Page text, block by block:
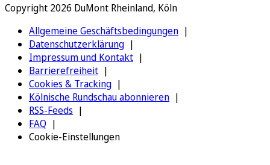
Copyright 2026 DuMont Rheinland, Köln
Allgemeine Geschäftsbedingungen
Datenschutzerklärung
Impressum und Kontakt
Barrierefreiheit
Cookies & Tracking
Kölnische Rundschau abonnieren
RSS-Feeds
FAQ
Cookie-Einstellungen